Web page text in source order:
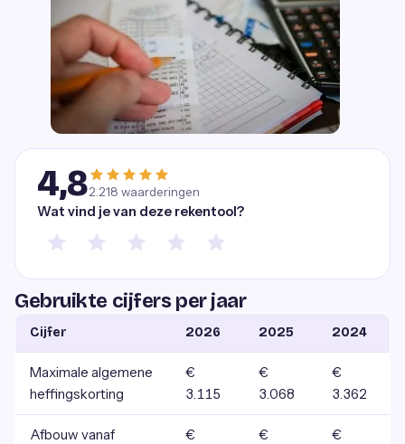
4,82.218 waarderingen
Wat vind je van deze rekentool?
Gebruikte cijfers per jaar
Cijfer 2026 2025 2024
Maximale algemene
heffingskorting
€
3.115
€
3.068
€
3.362
Afbouw vanaf
€
€
€